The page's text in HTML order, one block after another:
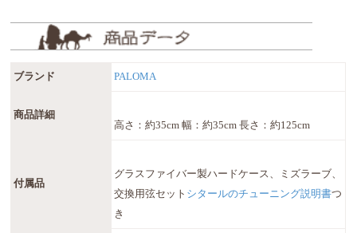
ブランド PALOMA
商品詳細
高さ：約35cm 幅：約35cm 長さ：約125cm
付属品
グラスファイバー製ハードケース、ミズラーブ、
交換用弦セット シタールのチューニング説明書つ
き